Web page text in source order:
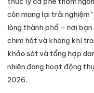
còn mang lại trải nghiệm
lòng thành phố – nơi
chim hót và không khí
khảo sát và tổng hợp
nhiên đang hoạt động
2026.